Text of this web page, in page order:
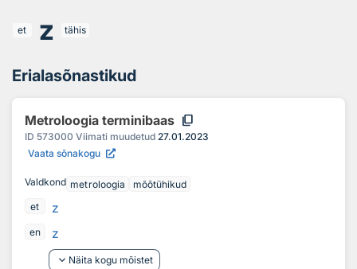
et z tähis
Erialasõnastikud
Metroloogia terminibaas content_copy
ID 573000 Viimati muudetud 27.01.2023
Vaata sõnakogu
Valdkond metroloogia
mõõtühikud
et
z
en
z
keyboard_arrow_down Näita kogu mõistet